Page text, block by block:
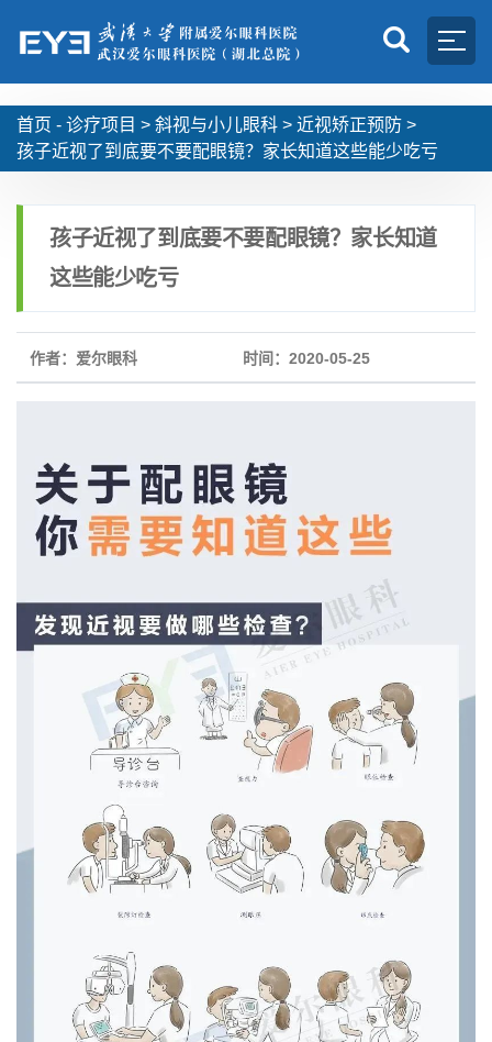
首页 - 诊疗项目 > 斜视与小儿眼科 > 近视矫正预防 >
孩子近视了到底要不要配眼镜？家长知道这些能少吃亏
孩子近视了到底要不要配眼镜？家长知道
这些能少吃亏
作者：爱尔眼科 时间：2020-05-25